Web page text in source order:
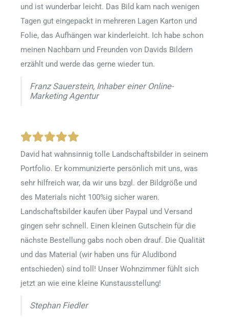
und ist wunderbar leicht. Das Bild kam nach wenigen
Tagen gut eingepackt in mehreren Lagen Karton und
Folie, das Aufhängen war kinderleicht. Ich habe schon
meinen Nachbarn und Freunden von Davids Bildern
erzählt und werde das gerne wieder tun.
Franz Sauerstein, Inhaber einer Online-
Marketing Agentur
David hat wahnsinnig tolle Landschaftsbilder in seinem
Portfolio. Er kommunizierte persönlich mit uns, was
sehr hilfreich war, da wir uns bzgl. der Bildgröße und
des Materials nicht 100%ig sicher waren.
Landschaftsbilder kaufen über Paypal und Versand
gingen sehr schnell. Einen kleinen Gutschein für die
nächste Bestellung gabs noch oben drauf. Die Qualität
und das Material (wir haben uns für Aludibond
entschieden) sind toll! Unser Wohnzimmer fühlt sich
jetzt an wie eine kleine Kunstausstellung!
Stephan Fiedler